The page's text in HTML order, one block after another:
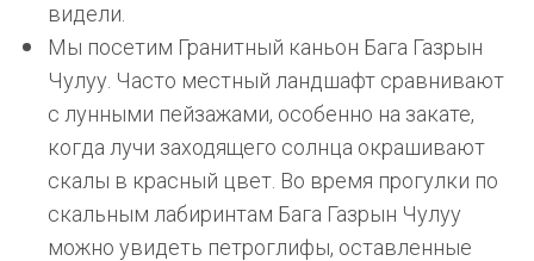
видели.
Мы посетим Гранитный каньон Бага Газрын
Чулуу. Часто местный ландшафт сравнивают
с лунными пейзажами, особенно на закате,
когда лучи заходящего солнца окрашивают
скалы в красный цвет. Во время прогулки по
скальным лабиринтам Бага Газрын Чулуу
можно увидеть петроглифы, оставленные